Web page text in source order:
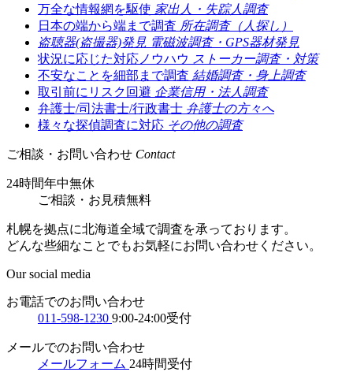
万全な情報網を駆使 家出人・失踪人調査
日本の端から端まで調査 所在調査（人探し）
盗聴器(盗撮器)発見 電磁波調査・GPS器材発見
状況に応じた対応ノウハウ ストーカー調査・対策
不安なことを細部まで調査 結婚調査・身上調査
取引前にリスク回避 企業信用・法人調査
弁護士/司法書士/行政書士 弁護士の方々へ
様々な探偵調査に対応 その他の調査
ご相談・お問い合わせ Contact
24時間年中無休
ご相談 ・ お見積無料
札幌を拠点に北海道全域で調査を承っております。
どんな些細なことでもお気軽にお問い合わせください。
Our social media
お電話でのお問い合わせ
011-598-1230 9:00-24:00受付
メールでのお問い合わせ
メールフォーム 24時間受付